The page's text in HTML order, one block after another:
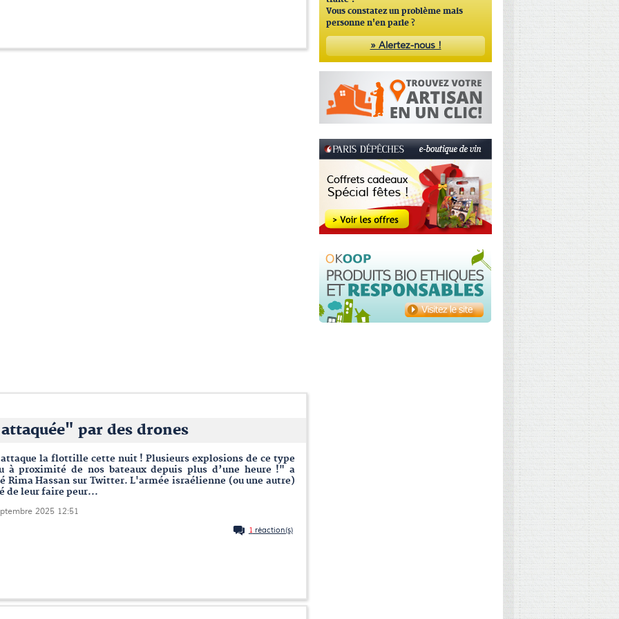
par des drones
la flottille cette nuit ! Plusieurs explosions de ce type
à proximité de nos bateaux depuis plus d’une heure !" a
Rima Hassan sur Twitter. L'armée israélienne (ou une autre)
de leur faire peur...
2025 12:51
1 réaction(s)
Vous constatez un problème mais
personne n'en parle ?
» Alertez-nous !